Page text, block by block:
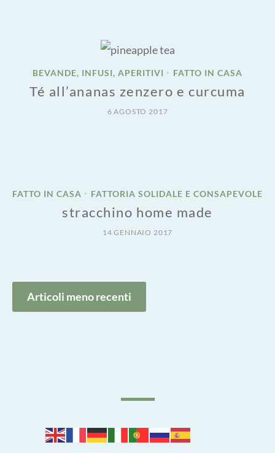
BEVANDE, INFUSI, APERITIVI • FATTO IN CASA
Té all’ananas zenzero e curcuma
6 AGOSTO 2017
FATTO IN CASA • FATTORIA SOLIDALE E CONSAPEVOLE
stracchino home made
14 GENNAIO 2017
Navigazione
articoli
Articoli meno recenti